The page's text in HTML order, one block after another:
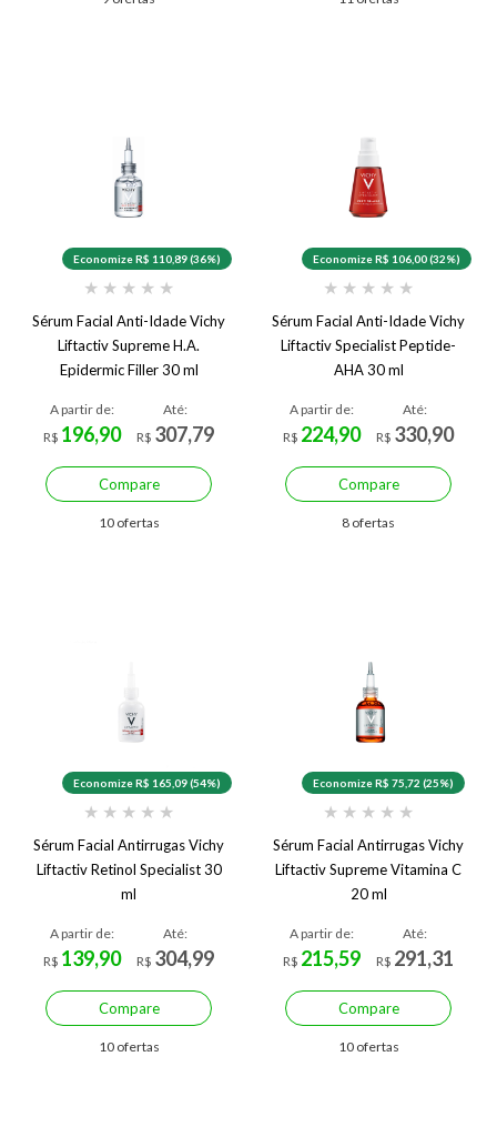
Economize R$ 110,89 (36%)
★ ★ ★ ★ ★
Sérum Facial Anti-Idade Vichy
Liftactiv Supreme H.A.
Epidermic Filler 30 ml
A partir de:
R$ 196,90
Até:
R$ 307,79
Compare
10 ofertas
Economize R$ 106,00 (32%)
★ ★ ★ ★ ★
Sérum Facial Anti-Idade Vichy
Liftactiv Specialist Peptide-
AHA 30 ml
A partir de:
R$ 224,90
Até:
R$ 330,90
Compare
8 ofertas
Economize R$ 165,09 (54%)
★ ★ ★ ★ ★
Sérum Facial Antirrugas Vichy
Liftactiv Retinol Specialist 30
ml
A partir de:
R$ 139,90
Até:
R$ 304,99
Compare
10 ofertas
Economize R$ 75,72 (25%)
★ ★ ★ ★ ★
Sérum Facial Antirrugas Vichy
Liftactiv Supreme Vitamina C
20 ml
A partir de:
R$ 215,59
Até:
R$ 291,31
Compare
10 ofertas